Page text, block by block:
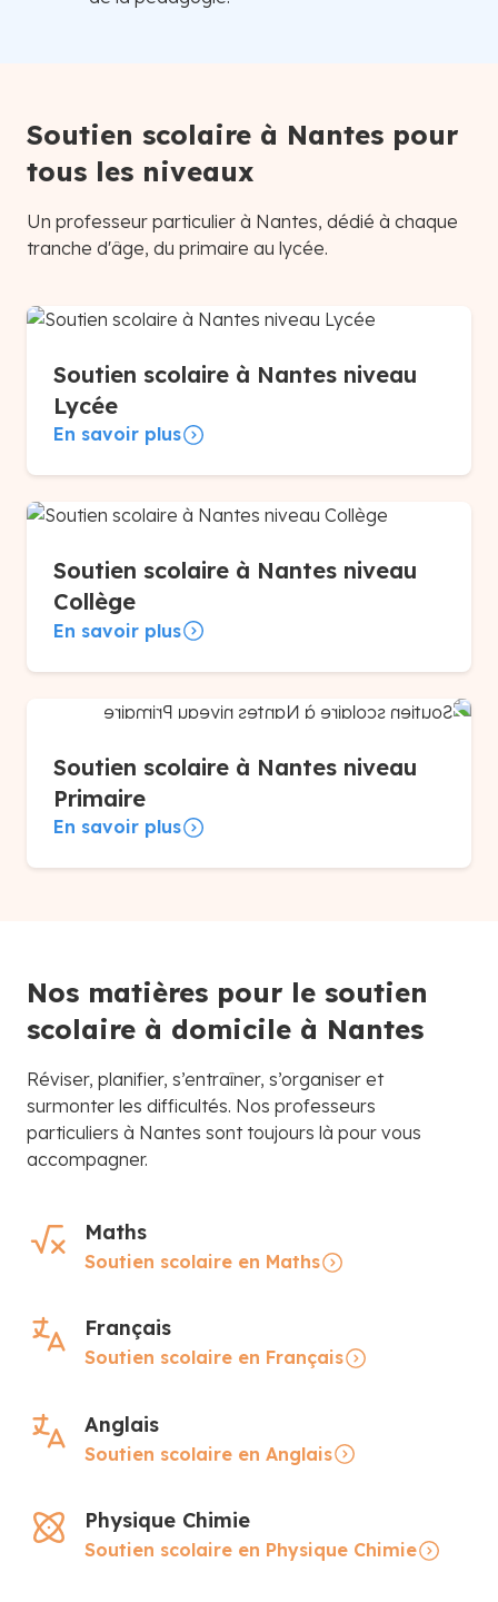
Soutien scolaire à Nantes pour
tous les niveaux
Un professeur particulier à Nantes, dédié à chaque
tranche d'âge, du primaire au lycée.
Soutien scolaire à Nantes niveau
Lycée
En savoir plus
Soutien scolaire à Nantes niveau
Collège
En savoir plus
Soutien scolaire à Nantes niveau
Primaire
En savoir plus
Nos matières pour le soutien
scolaire à domicile à Nantes
Réviser, planifier, s’entraîner, s’organiser et
surmonter les difficultés. Nos professeurs
particuliers à Nantes sont toujours là pour vous
accompagner.
Maths
Soutien scolaire en Maths
Français
Soutien scolaire en Français
Anglais
Soutien scolaire en Anglais
Physique Chimie
Soutien scolaire en Physique Chimie